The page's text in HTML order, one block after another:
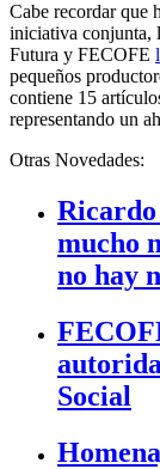
Cabe recordar que
iniciativa conjunta,
Futura y FECOFE
pequeños
contiene 15
representando un
Otras Novedades:
mucho
no hay
Social